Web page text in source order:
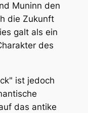
Muninn den
die Zukunft
galt als ein
des
ist jedoch
das antike